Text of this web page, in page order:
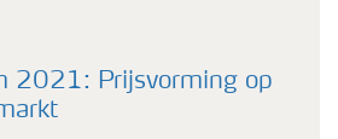
2021: Prijsvorming op